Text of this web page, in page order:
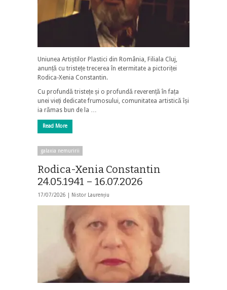
Uniunea Artiștilor Plastici din România, Filiala Cluj,
anunță cu tristețe trecerea în etermitate a pictoriței
Rodica-Xenia Constantin.
Cu profundă tristețe și o profundă reverență în fața
unei vieți dedicate frumosului, comunitatea artistică își
ia rămas bun de la …
Read More
galaxia nemuririi
Rodica-Xenia Constantin
24.05.1941 – 16.07.2026
17/07/2026 | Nistor Laurențiu